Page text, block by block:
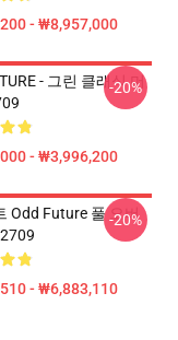
- ₩8,957,000
- 그린 클래식 머
- ₩3,996,200
-20%
Odd Future 풀 오버
- ₩6,883,110
-20%